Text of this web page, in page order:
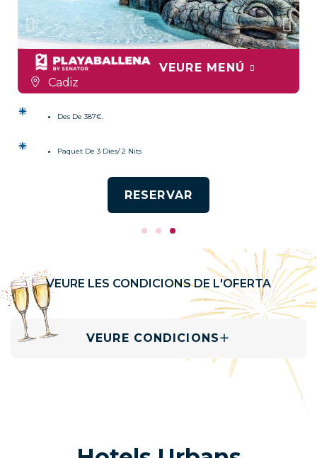
Cadiz
VEURE MENÚ
Des De 387€.
Paquet De 3 Dies/ 2 Nits
RESERVAR
VEURE LES CONDICIONS DE L'OFERTA
VEURE CONDICIONS